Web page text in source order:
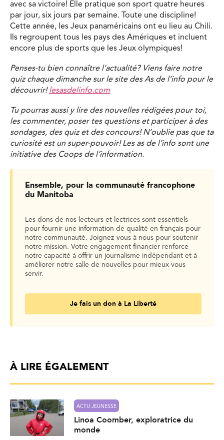
avec sa victoire! Elle pratique son sport quatre heures
par jour, six jours par semaine. Toute une discipline!
Cette année, les Jeux panaméricains ont eu lieu au Chili.
Ils regroupent tous les pays des Amériques et incluent
encore plus de sports que les Jeux olympiques!
Penses-tu bien connaître l’actualité? Viens faire notre
quiz chaque dimanche sur le site des As de l’info pour le
découvrir!lesasdelinfo.com
Tu pourras aussi y lire des nouvelles rédigées pour toi,
les commenter, poser tes questions et participer à des
sondages, des quiz et des concours! N’oublie pas que ta
curiosité est un super-pouvoir! Les as de l’info sont une
initiative des Coops de l’information.
Ensemble, pour la communauté francophone
du Manitoba
Les dons de nos lecteurs et lectrices sont essentiels
pour fournir une information de qualité en français pour
notre communauté. Joignez-vous à nous pour soutenir
notre mission. Votre engagement financier renforce
notre capacité à offrir un journalisme indépendant et à
améliorer notre salle de nouvelles pour mieux vous
servir.
Je fais un don à La Liberté
À LIRE ÉGALEMENT
ACTU JEUNESSE
Linoa Coomber, exploratrice du
monde